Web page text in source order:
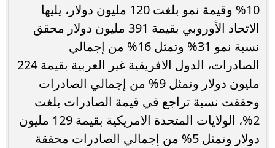
10% وقيمة نمو بلغت 120 مليون دولار، يليها
الاتحاد الأوروبي بقيمة 391 مليون دولار محقق
نسبة نمو 31% وتمثل 16% من إجمالي
الصادرات، الدول الافريقية غير العربية بقيمة 224
مليون دولار وتمثل 9% من إجمالي الصادرات
وحققت نسبة تراجع في قيمة الصادرات بلغت
2%، الولايات المتحدة الامريكية بقيمة 129 مليون
دولار وتمثل 5% من إجمالي الصادرات محققة